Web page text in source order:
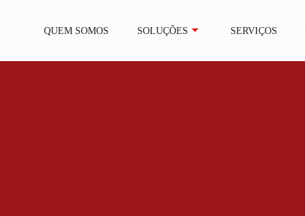
QUEM SOMOS SOLUÇÕES SERVIÇOS